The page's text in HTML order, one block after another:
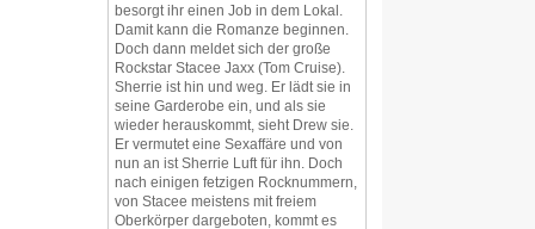
besorgt ihr einen Job in dem Lokal.
Damit kann die Romanze beginnen.
Doch dann meldet sich der große
Rockstar Stacee Jaxx (Tom Cruise).
Sherrie ist hin und weg. Er lädt sie in
seine Garderobe ein, und als sie
wieder herauskommt, sieht Drew sie.
Er vermutet eine Sexaffäre und von
nun an ist Sherrie Luft für ihn. Doch
nach einigen fetzigen Rocknummern,
von Stacee meistens mit freiem
Oberkörper dargeboten, kommt es